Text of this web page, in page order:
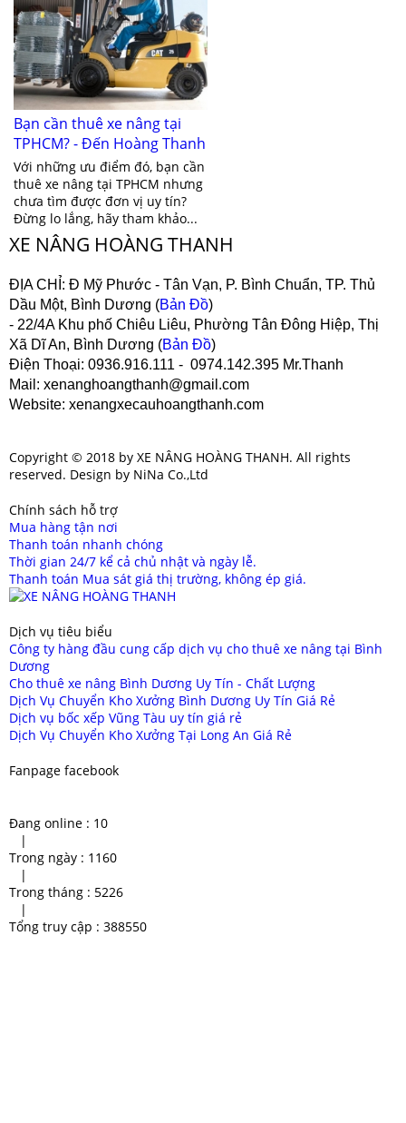
Bạn cần thuê xe nâng tại
TPHCM? - Đến Hoàng Thanh
ngay
Với những ưu điểm đó, bạn cần
thuê xe nâng tại TPHCM nhưng
chưa tìm được đơn vị uy tín?
Đừng lo lắng, hãy tham khảo...
XE NÂNG HOÀNG THANH
ĐỊA CHỈ: Đ Mỹ Phước - Tân Vạn, P. Bình Chuẩn, TP. Thủ
Dầu Một, Bình Dương (Bản Đồ)
- 22/4A Khu phố Chiêu Liêu, Phường Tân Đông Hiệp, Thị
Xã Dĩ An, Bình Dương (Bản Đồ)
Điện Thoại: 0936.916.111 - 0974.142.395 Mr.Thanh
Mail : xenanghoangthanh@gmail.com
Website: xenangxecauhoangthanh.com
Copyright © 2018 by XE NÂNG HOÀNG THANH. All rights
reserved. Design by NiNa Co.,Ltd
Chính sách hỗ trợ
Mua hàng tận nơi
Thanh toán nhanh chóng
Thời gian 24/7 kể cả chủ nhật và ngày lễ.
Thanh toán Mua sát giá thị trường, không ép giá.
Dịch vụ tiêu biểu
Công ty hàng đầu cung cấp dịch vụ cho thuê xe nâng tại Bình
Dương
Cho thuê xe nâng Bình Dương Uy Tín - Chất Lượng
Dịch Vụ Chuyển Kho Xưởng Bình Dương Uy Tín Giá Rẻ
Dịch vụ bốc xếp Vũng Tàu uy tín giá rẻ
Dịch Vụ Chuyển Kho Xưởng Tại Long An Giá Rẻ
Fanpage facebook
Đang online : 10
|
Trong ngày : 1160
|
Trong tháng : 5226
|
Tổng truy cập : 388550